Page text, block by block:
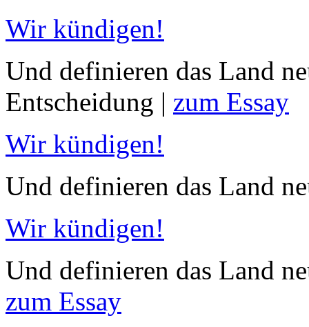
Wir kündigen!
Und definieren das Land
Entscheidung | zum Essay
Wir kündigen!
Und definieren das Land
Wir kündigen!
Und definieren das Land
zum Essay